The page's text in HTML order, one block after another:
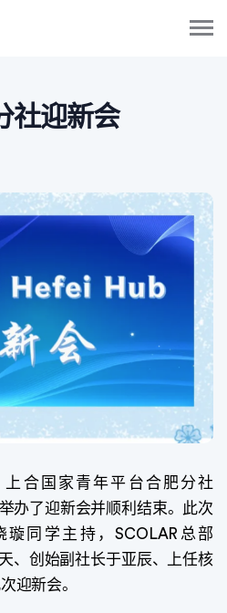
社迎新会
上合国家青年平台合肥分社
办了迎新会并顺利结束。此次
同学主持，SCOLAR总部
、创始副社长于亚辰、上任核
迎新会。